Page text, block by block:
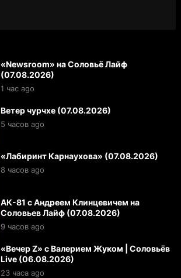
«Newsroom» на Соловьё Лайф
(07.08.2026)
1 час ago
Ветер чурчхе (07.08.2026)
5 часов ago
«Лабиринт Карнаухова» (07.08.2026)
8 часов ago
АК-81 с Андреем Клинцевичем на
Соловьев Лайф (07.08.2026)
9 часов ago
«Вечер Z» с Валерием Жуком | Соловьёв
Live (06.08.2026)
23 часа ago